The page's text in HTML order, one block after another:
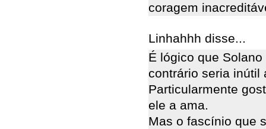
coragem
Linhahhh disse...
É lógico que
contrário seria inútil
Particularmente
ele a ama.
Mas o fascínio que